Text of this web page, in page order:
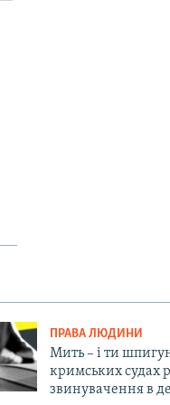
ПРАВА ЛЮДИНИ
Мить – і ти
кримських судах
звинувачення в